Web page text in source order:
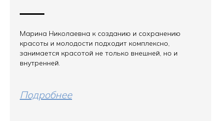
Марина Николаевна к созданию и сохранению
красоты и молодости подходит комплексно,
занимается красотой не только внешней, но и
внутренней.
Подробнее